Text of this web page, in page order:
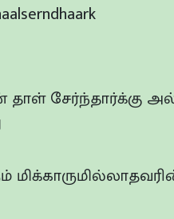
சேர்ந்தார்க்கு